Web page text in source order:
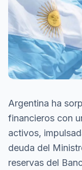
Argentina ha
financieros con
activos,
deuda del
reservas del